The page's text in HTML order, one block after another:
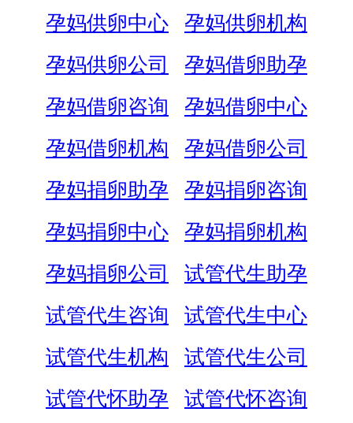
孕妈供卵中心
孕妈供卵机构
孕妈供卵公司
孕妈借卵助孕
孕妈借卵咨询
孕妈借卵中心
孕妈借卵机构
孕妈借卵公司
孕妈捐卵助孕
孕妈捐卵咨询
孕妈捐卵中心
孕妈捐卵机构
孕妈捐卵公司
试管代生助孕
试管代生咨询
试管代生中心
试管代生机构
试管代生公司
试管代怀助孕
试管代怀咨询